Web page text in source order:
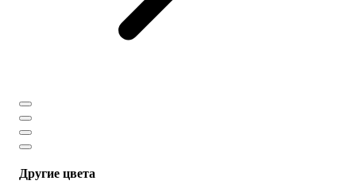
Другие цвета